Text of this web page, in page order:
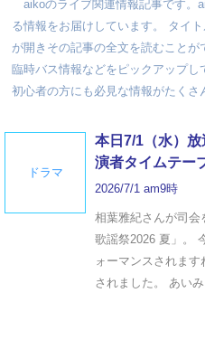
aikoのライブ関連情報記事です。
る情報をお届けしています。 タイ
が開きその記事の全文を読むことが
臨時バス情報などをピックアップし
初心者の方にも必見な情報がたくさ
ドラマ
本日7/1（水）
演者タイムテー
2026/7/1 am9時
相葉雅紀さんが司会
歌謡祭2026 夏」。
ォーマンスされま
されました。 あい